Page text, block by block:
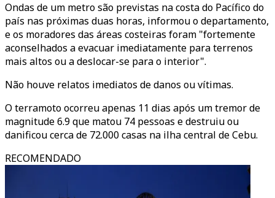
Ondas de um metro são previstas na costa do Pacífico do
país nas próximas duas horas, informou o departamento,
e os moradores das áreas costeiras foram "fortemente
aconselhados a evacuar imediatamente para terrenos
mais altos ou a deslocar-se para o interior".
Não houve relatos imediatos de danos ou vítimas.
O terramoto ocorreu apenas 11 dias após um tremor de
magnitude 6.9 que matou 74 pessoas e destruiu ou
danificou cerca de 72.000 casas na ilha central de Cebu.
RECOMENDADO